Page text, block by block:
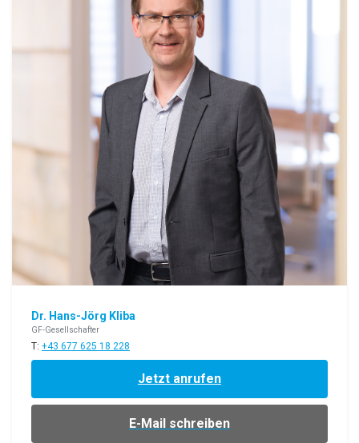
Dr. Hans-Jörg Kliba
GF-Gesellschafter
T: +43 677 625 18 228
Jetzt anrufen
E-Mail schreiben